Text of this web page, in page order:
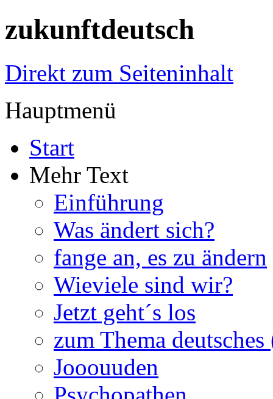
zukunftdeutsch
Direkt zum Seiteninhalt
Hauptmenü
Start
Mehr Text
Einführung
Was ändert sich?
fange an, es zu ändern
Wieviele sind wir?
Jetzt geht´s los
zum Thema
Jooouuden